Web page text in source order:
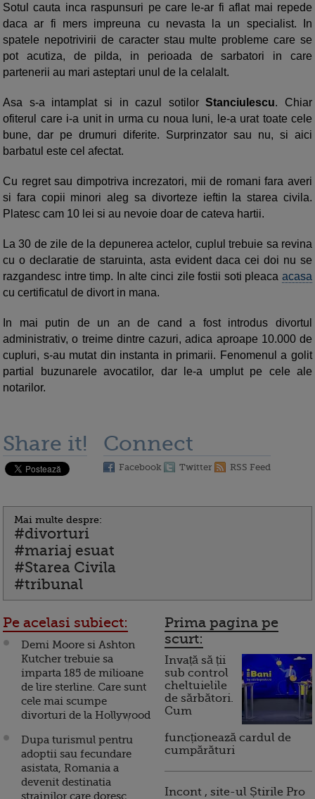
Sotul cauta inca raspunsuri pe care le-ar fi aflat mai repede
daca ar fi mers impreuna cu nevasta la un specialist. In
spatele nepotrivirii de caracter stau multe probleme care se
pot acutiza, de pilda, in perioada de sarbatori in care
partenerii au mari asteptari unul de la celalalt.
Asa s-a intamplat si in cazul sotilorStanciulescu. Chiar
ofiterul care i-a unit in urma cu noua luni, le-a urat toate cele
bune, dar pe drumuri diferite. Surprinzator sau nu, si aici
barbatul este cel afectat.
Cu regret sau dimpotriva increzatori, mii de romani fara averi
si fara copii minori aleg sa divorteze ieftin la starea civila.
Platesc cam 10 lei si au nevoie doar de cateva hartii.
La 30 de zile de la depunerea actelor, cuplul trebuie sa revina
cu o declaratie de staruinta, asta evident daca cei doi nu se
razgandesc intre timp. In alte cinci zile fostii soti pleaca acasa
cu certificatul de divort in mana.
In mai putin de un an de cand a fost introdus divortul
administrativ, o treime dintre cazuri, adica aproape 10.000 de
cupluri, s-au mutat din instanta in primarii. Fenomenul a golit
partial buzunarele avocatilor, dar le-a umplut pe cele ale
notarilor.
Share it! Connect
Facebook Twitter RSS Feed
Mai multe despre:
#divorturi
#mariaj esuat
#Starea Civila
#tribunal
Pe acelasi subiect:
Demi Moore si Ashton
Kutcher trebuie sa
imparta 185 de milioane
de lire sterline. Care sunt
cele mai scumpe
divorturi de la Hollywood
Dupa turismul pentru
adoptii sau fecundare
asistata, Romania a
devenit destinatia
strainilor care doresc
Prima pagina pe
scurt:
Invață să ții
sub control
cheltuielile
de sărbători.
Cum
funcționează cardul de
cumpărături
Incont , site-ul Știrile Pro